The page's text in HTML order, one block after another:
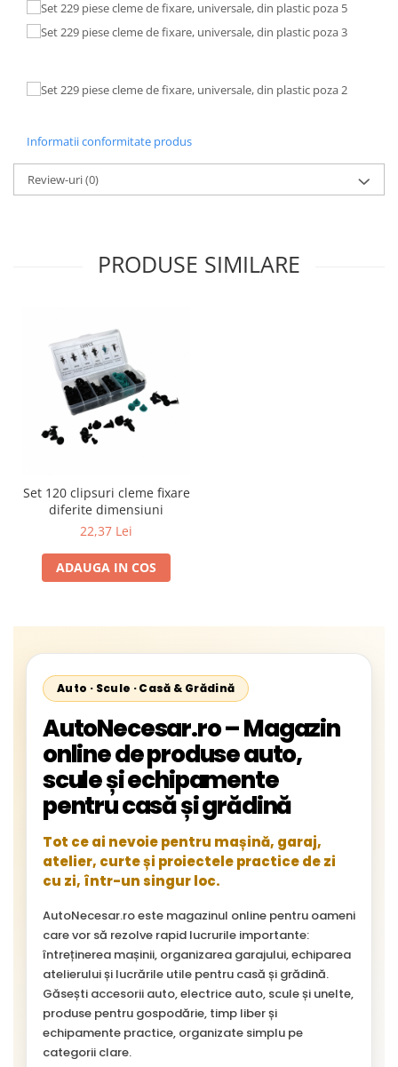
Informatii conformitate produs
Review-uri(0)
PRODUSE SIMILARE
Set 120 clipsuri cleme fixare
diferite dimensiuni
22,37 Lei
ADAUGA IN COS
Auto · Scule · Casă & Grădină
AutoNecesar.ro – Magazin
online de produse auto,
scule și echipamente
pentru casă și grădină
Tot ce ai nevoie pentru mașină, garaj,
atelier, curte și proiectele practice de zi
cu zi, într-un singur loc.
AutoNecesar.ro este magazinul online pentru oameni
care vor să rezolve rapid lucrurile importante:
întreținerea mașinii, organizarea garajului, echiparea
atelierului și lucrările utile pentru casă și grădină.
Găsești accesorii auto, electrice auto, scule și unelte,
produse pentru gospodărie, timp liber și
echipamente practice, organizate simplu pe
categorii clare.